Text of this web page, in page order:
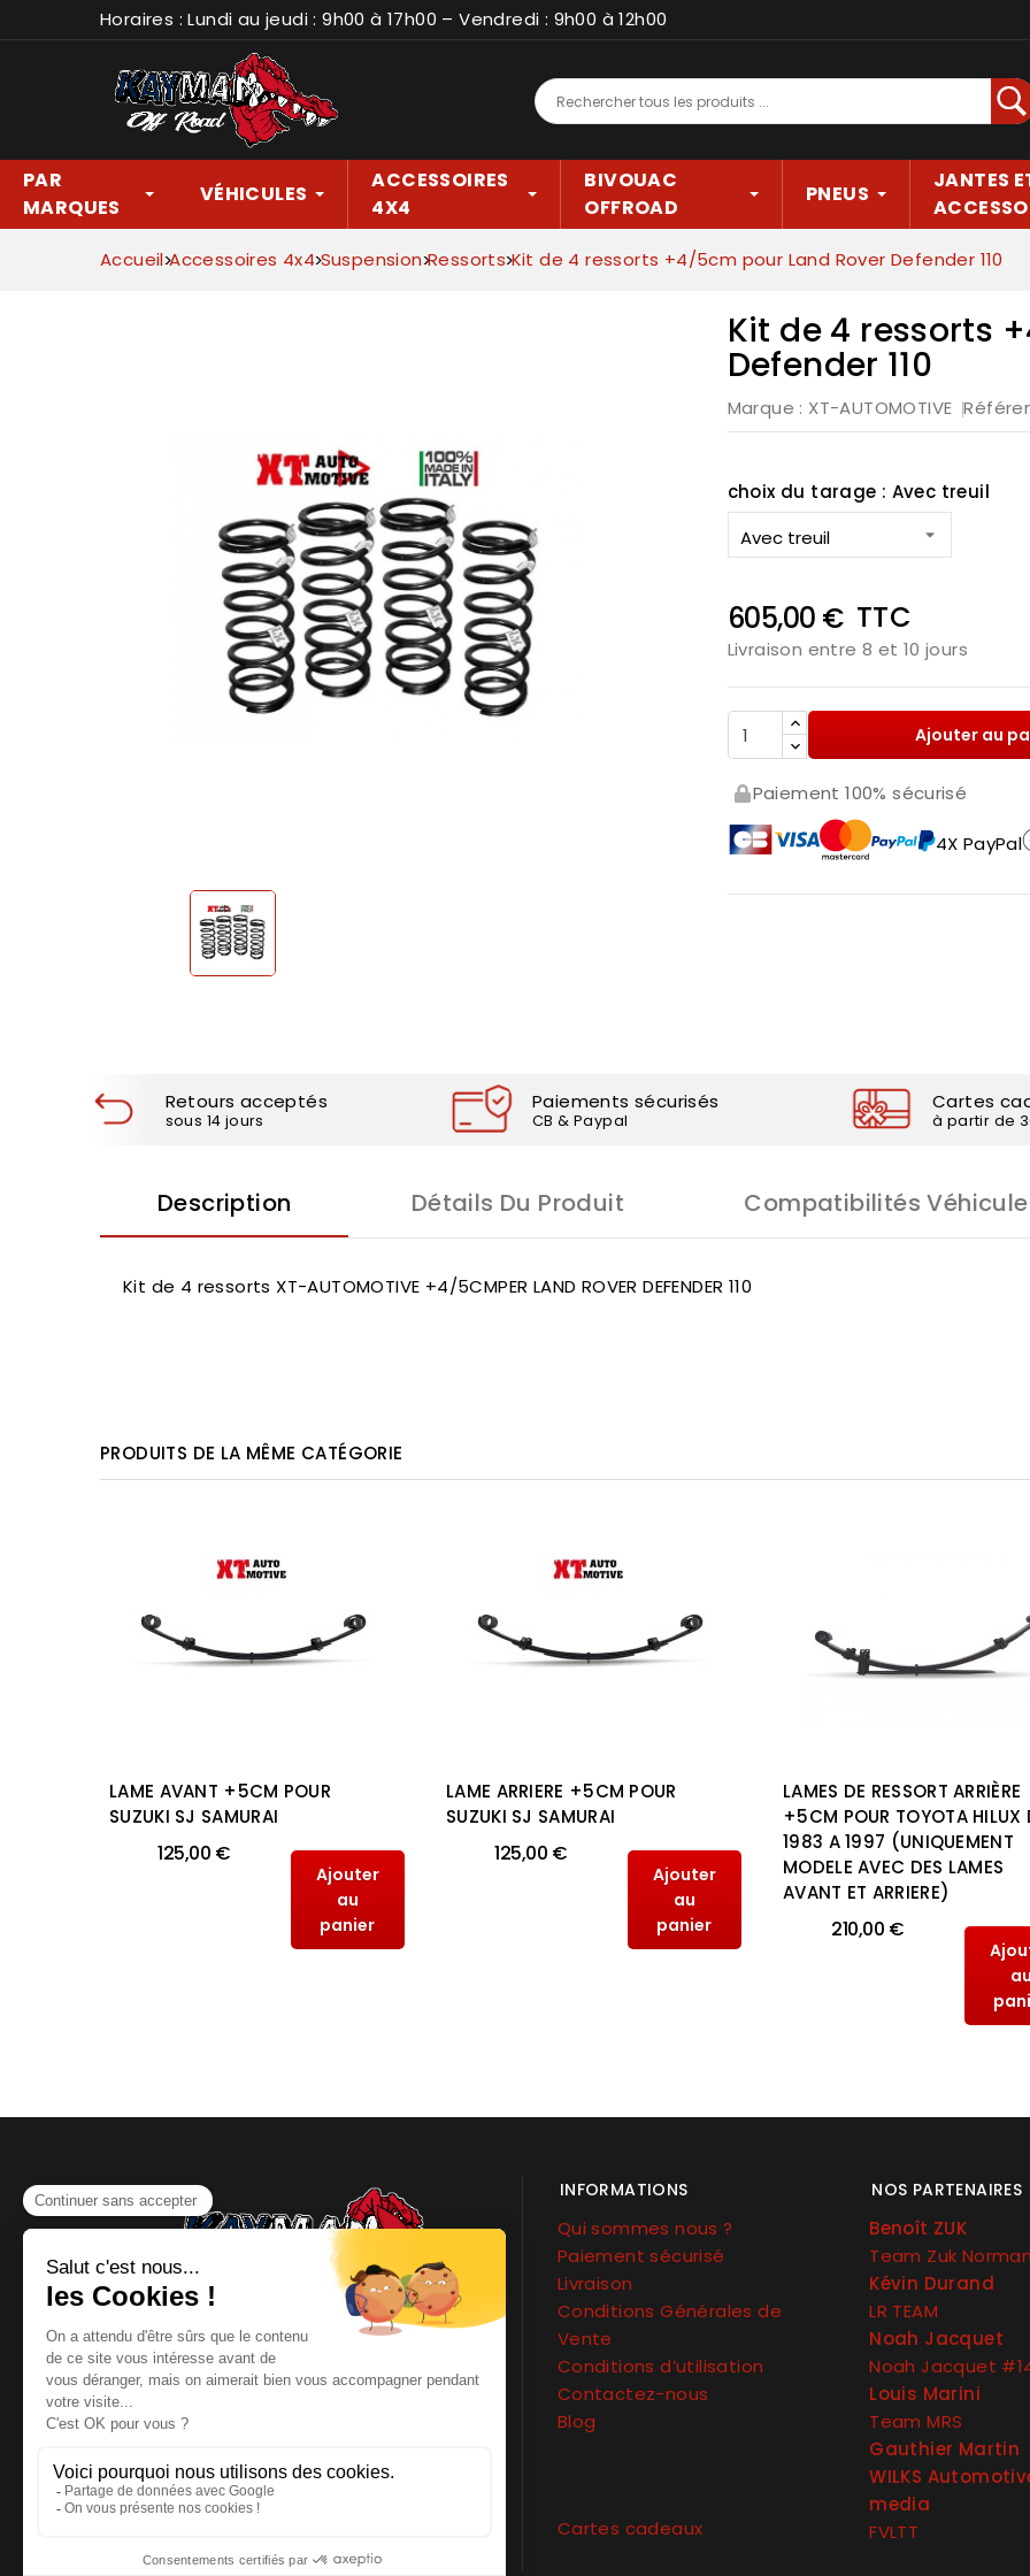
Horaires : Lundi au jeudi : 9h00 à 17h00 – Vendredi : 9h00 à 12h00
PAR
MARQUES
VÉHICULES
ACCESSOIRES
4X4
BIVOUAC
OFFROAD
PNEUS
JANTES
Accueil Accessoires 4x4 Suspension Ressorts Kit de 4 ressorts +4/5cm pour Land Rover Defender 110
Kit de 4 ressorts
Defender 110
Marque : XT-AUTOMOTIVE
choix du tarage : Avec treuil
605,00 € TTC
Livraison entre 8 et 10 jours
Ajouter au
Paiement 100% sécurisé
4X PayPal
Retours acceptés
sous 14 jours
Paiements sécurisés
CB & Paypal
Cartes
à partir de
Description Détails Du Produit Compatibilités
Kit de 4 ressorts XT-AUTOMOTIVE +4/5CMPER LAND ROVER DEFENDER 110
PRODUITS DE LA MÊME CATÉGORIE
LAME AVANT +5CM POUR
SUZUKI SJ SAMURAI
125,00 €
Ajouter
au
panier
LAME ARRIERE +5CM POUR
SUZUKI SJ SAMURAI
125,00 €
Ajouter
au
panier
LAMES DE RESSORT ARRIÈRE
+5CM POUR TOYOTA HILUX
1983 A 1997 (UNIQUEMENT
MODELE AVEC DES LAMES
AVANT ET ARRIERE)
210,00 €
NOUS CONTACTER
Email
offroad.fr
INFORMATIONS
Qui sommes nous ?
Paiement sécurisé
Livraison
Conditions Générales de
Vente
Conditions d’utilisation
Contactez-nous
Blog
Cartes cadeaux
NOS PARTENAIRES
Benoît ZUK
Team Zuk
Kévin Durand
LR TEAM
Noah Jacquet
Noah Jacquet
Louis Marini
Team MRS
Gauthier Martin
WILKS
media
FVLTT